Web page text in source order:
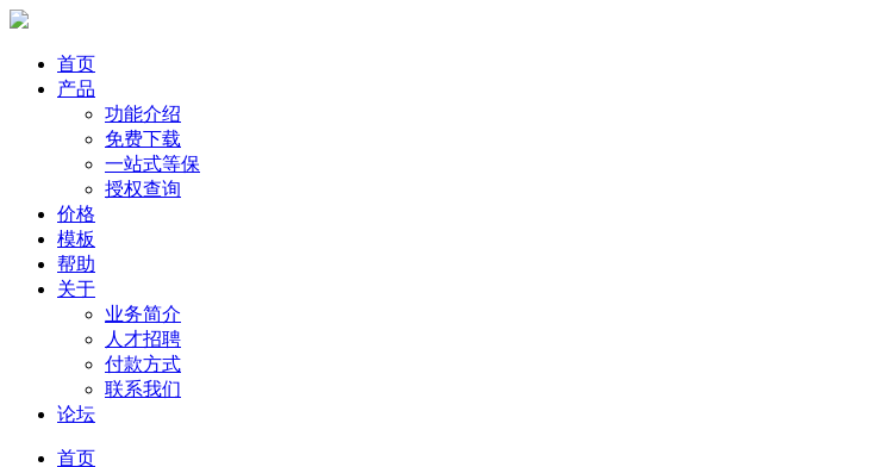
首页
产品
功能介绍
免费下载
一站式等保
授权查询
价格
模板
帮助
关于
业务简介
人才招聘
付款方式
联系我们
论坛
首页